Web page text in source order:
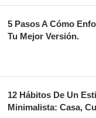
5 Pasos A Cómo
Tu Mejor Versión.
12 Hábitos De Un
Minimalista: Casa,